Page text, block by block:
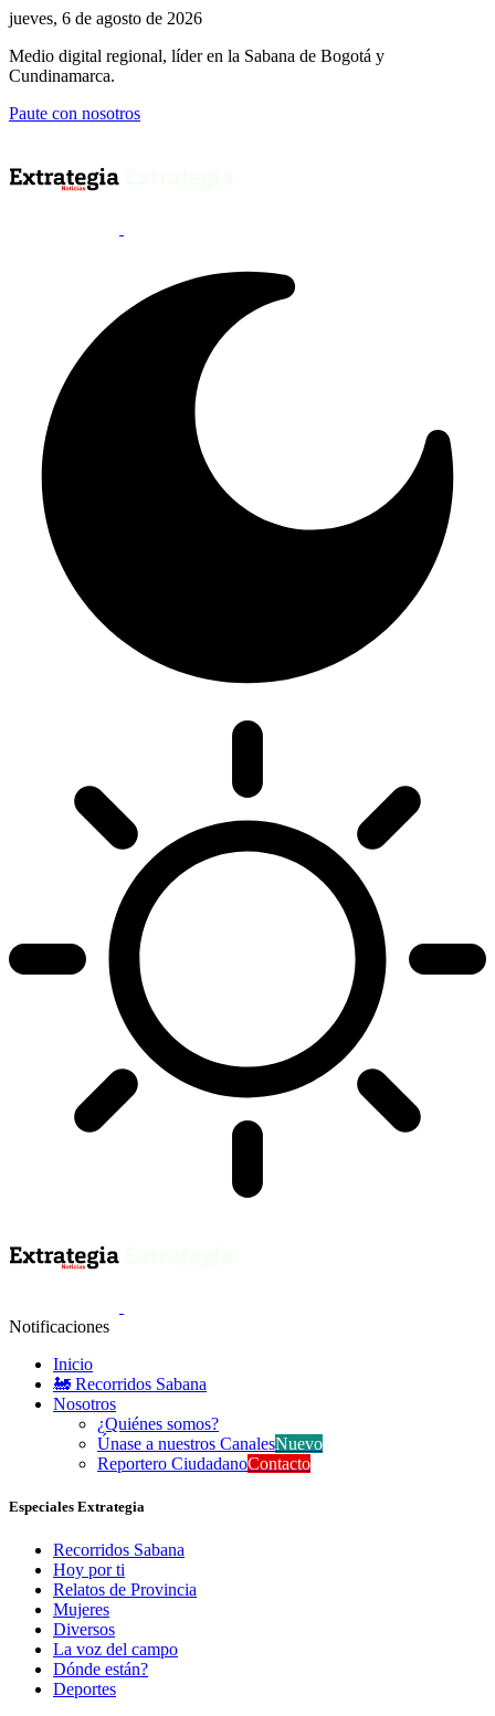
jueves, 6 de agosto de 2026
Medio digital regional, líder en la Sabana de Bogotá y
Cundinamarca.
Paute con nosotros
Notificaciones
Inicio
🚂 Recorridos Sabana
Nosotros
¿Quiénes somos?
Únase a nuestros CanalesNuevo
Reportero CiudadanoContacto
Especiales Extrategia
Recorridos Sabana
Hoy por ti
Relatos de Provincia
Mujeres
Diversos
La voz del campo
Dónde están?
Deportes